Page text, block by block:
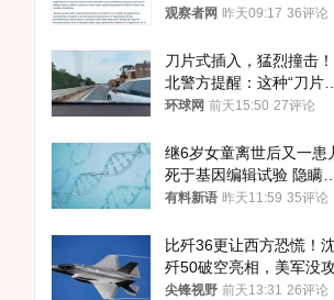
今后应继续在其领导下前
观察者网 昨天09:17 36评论
刀片式插入，猛烈撞击
北警方提醒：这种“刀片超
车”，太危险了
环球网 前天15:50 27评论
继6岁女童离世后又一患
死于基因编辑试验 隐瞒一
年才对外披露
有料新语 昨天11:59 35评论
比歼36更让西方恐慌！
歼50破空亮相，美军没攻
的技术被拿下
尖锋视野 前天13:31 26评论